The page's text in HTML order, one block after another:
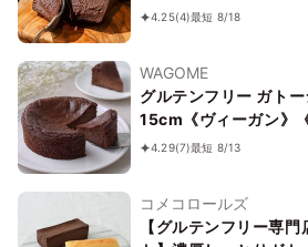
ファンで1日200万売
4.25(4)最短 8/18
WAGOME
グルテンフリー ガト
15cm《ヴィーガン》
応》《小麦なし》《
4.29(7)最短 8/13
コメコロールズ
【グルテンフリー専